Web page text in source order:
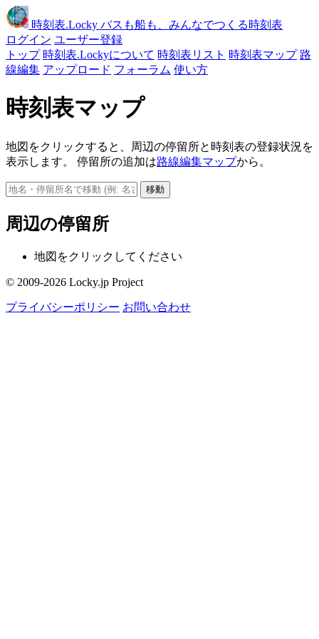
時刻表.Locky バスも船も、みんなでつくる時刻表
ログイン ユーザー登録
トップ 時刻表.Lockyについて 時刻表リスト 時刻表マップ 路
線編集 アップロード フォーラム 使い方
時刻表マップ
地図をクリックすると、周辺の停留所と時刻表の登録状況を
表示します。 停留所の追加は路線編集マップから。
移動
周辺の停留所
地図をクリックしてください
© 2009-2026 Locky.jp Project
プライバシーポリシー お問い合わせ